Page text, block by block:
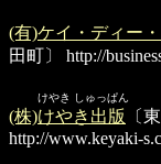
(有)ケイ・ディー
田町〕
http://
けやき しゅっぱん
(株)けやき出版
〔
http://www.keyaki-